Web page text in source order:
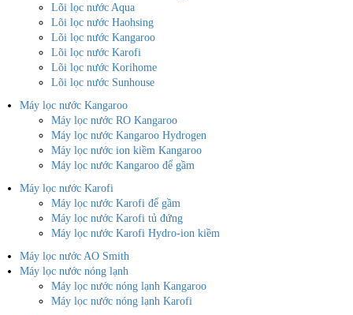
Lõi lọc nước Aqua
Lõi lọc nước Haohsing
Lõi lọc nước Kangaroo
Lõi lọc nước Karofi
Lõi lọc nước Korihome
Lõi lọc nước Sunhouse
Máy lọc nước Kangaroo
Máy lọc nước RO Kangaroo
Máy lọc nước Kangaroo Hydrogen
Máy lọc nước ion kiềm Kangaroo
Máy lọc nước Kangaroo để gầm
Máy lọc nước Karofi
Máy lọc nước Karofi để gầm
Máy lọc nước Karofi tủ đứng
Máy lọc nước Karofi Hydro-ion kiềm
Máy lọc nước AO Smith
Máy lọc nước nóng lạnh
Máy lọc nước nóng lạnh Kangaroo
Máy lọc nước nóng lạnh Karofi